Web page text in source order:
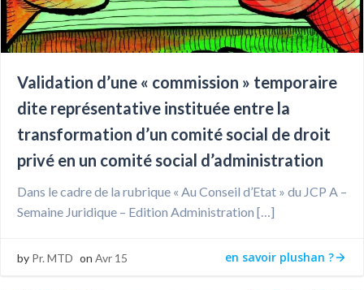
Validation d’une « commission » temporaire
dite représentative instituée entre la
transformation d’un comité social de droit
privé en un comité social d’administration
Dans le cadre de la rubrique « Au Conseil d’Etat » du JCP A –
Semaine Juridique – Edition Administration […]
by Pr. MTD on Avr 15 en savoir plushan ?